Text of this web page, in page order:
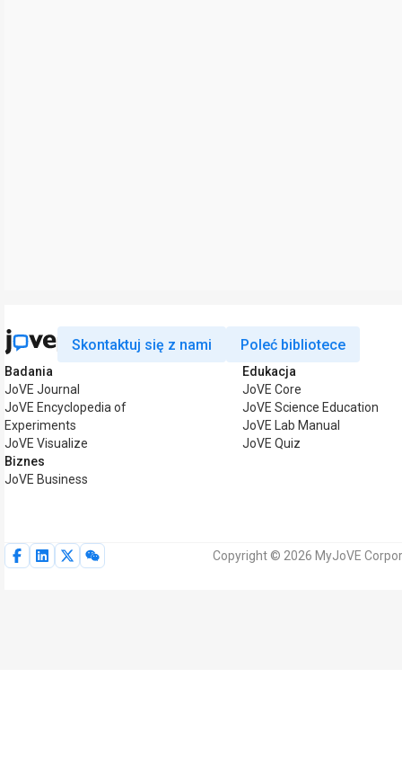
Skontaktuj się z nami Poleć bibliotece
Badania
JoVE Journal
JoVE Encyclopedia of
Experiments
JoVE Visualize
Biznes
JoVE Business
Edukacja
JoVE Core
JoVE Science Education
JoVE Lab Manual
JoVE Quiz
Copyright © 2026 MyJoVE